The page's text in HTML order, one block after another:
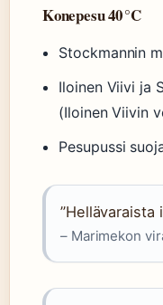
Konepesu 40 °C
Stockmannin
Iloinen Viivi ja
(Iloinen Viivin
Pesupussi
”Hellävaraista
– Marimekon